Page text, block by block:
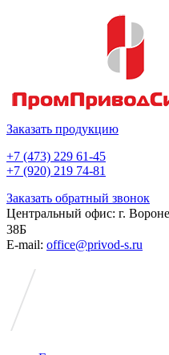
Заказать продукцию
+7 (473) 229 61-45
+7 (920) 219 74-81
Заказать обратный звонок
Центральный офис: г.
38Б
E-mail: office@privod-s.ru